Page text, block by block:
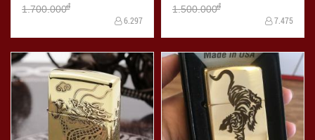
1.700.000đ
6.297
1.500.000đ
7.475